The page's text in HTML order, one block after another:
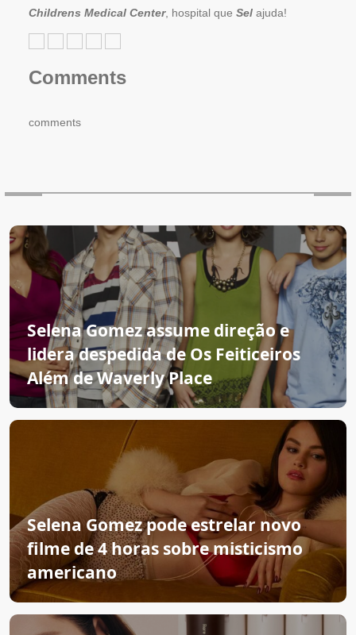
Childrens Medical Center, hospital que Sel ajuda!
Comments
comments
Selena Gomez assume direção e
lidera despedida de Os Feiticeiros
Além de Waverly Place
Selena Gomez pode estrelar novo
filme de 4 horas sobre misticismo
americano